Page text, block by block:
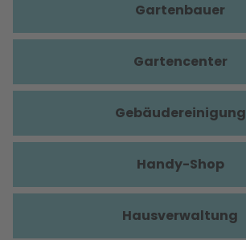
Gartenbauer
Gartencenter
Gebäudereinigung
Handy-Shop
Hausverwaltung